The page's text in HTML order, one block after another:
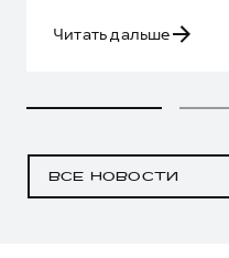
Читать дальше
ВСЕ НОВОСТИ